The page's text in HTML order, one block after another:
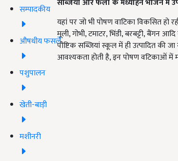
सम्पादकीय
औषधीय फसलें
पशुपालन
खेती-बाड़ी
मशीनरी
सब्जियों और फलों के मध्याहन भोजन में
यहां पर जो भी पोषण वाटिका विकसित हो
मूली, गोभी, टमाटर, भिंडी, बरबट्टी, बैंगन
पौष्टिक सब्जियां स्कूल में ही उत्पादित
आवश्यकता होती है, इन पोषण वटिकाओं में